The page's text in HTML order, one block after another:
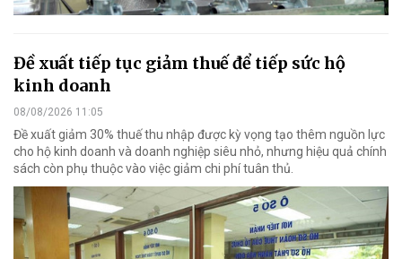
Đề xuất tiếp tục giảm thuế để tiếp sức hộ
kinh doanh
08/08/2026 11:05
Đề xuất giảm 30% thuế thu nhập được kỳ vọng tạo thêm nguồn lực
cho hộ kinh doanh và doanh nghiệp siêu nhỏ, nhưng hiệu quả chính
sách còn phụ thuộc vào việc giảm chi phí tuân thủ.